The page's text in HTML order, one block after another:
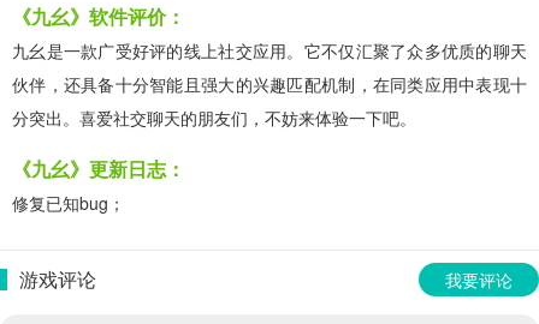
《九幺》软件评价：
九幺是一款广受好评的线上社交应用。它不仅汇聚了众多优质的聊天
伙伴，还具备十分智能且强大的兴趣匹配机制，在同类应用中表现十
分突出。喜爱社交聊天的朋友们，不妨来体验一下吧。
《九幺》更新日志：
修复已知bug；
游戏评论 我要评论